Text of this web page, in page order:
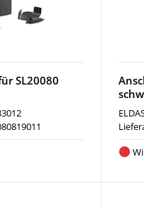
SL20080